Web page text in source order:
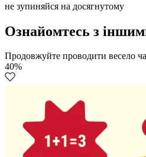
не зупиняйся на досягнутому
Ознайомтесь з
Продовжуйте проводити весело
40%